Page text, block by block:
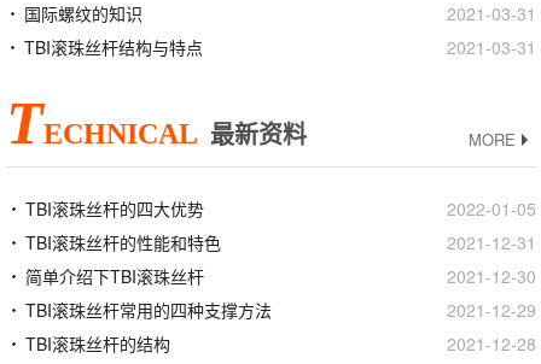
国际螺纹的知识
2021-03-31
TBI滚珠丝杆结构与特点
2021-03-31
TECHNICAL 最新资料 MORE
TBI滚珠丝杆的四大优势
2022-01-05
TBI滚珠丝杆的性能和特色
2021-12-31
简单介绍下TBI滚珠丝杆
2021-12-30
TBI滚珠丝杆常用的四种支撑方法
2021-12-29
TBI滚珠丝杆的结构
2021-12-28